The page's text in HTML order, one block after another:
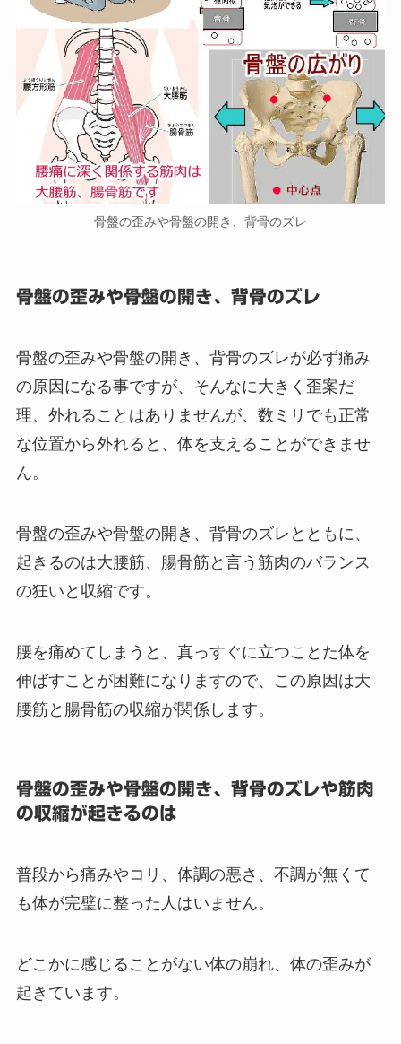
骨盤の歪みや骨盤の開き、背骨のズレ
骨盤の歪みや骨盤の開き、背骨のズレ
骨盤の歪みや骨盤の開き、背骨のズレが必ず痛み
の原因になる事ですが、そんなに大きく歪案だ
理、外れることはありませんが、数ミリでも正常
な位置から外れると、体を支えることができませ
ん。
骨盤の歪みや骨盤の開き、背骨のズレとともに、
起きるのは大腰筋、腸骨筋と言う筋肉のバランス
の狂いと収縮です。
腰を痛めてしまうと、真っすぐに立つことた体を
伸ばすことが困難になりますので、この原因は大
腰筋と腸骨筋の収縮が関係します。
骨盤の歪みや骨盤の開き、背骨のズレや筋肉
の収縮が起きるのは
普段から痛みやコリ、体調の悪さ、不調が無くて
も体が完璧に整った人はいません。
どこかに感じることがない体の崩れ、体の歪みが
起きています。